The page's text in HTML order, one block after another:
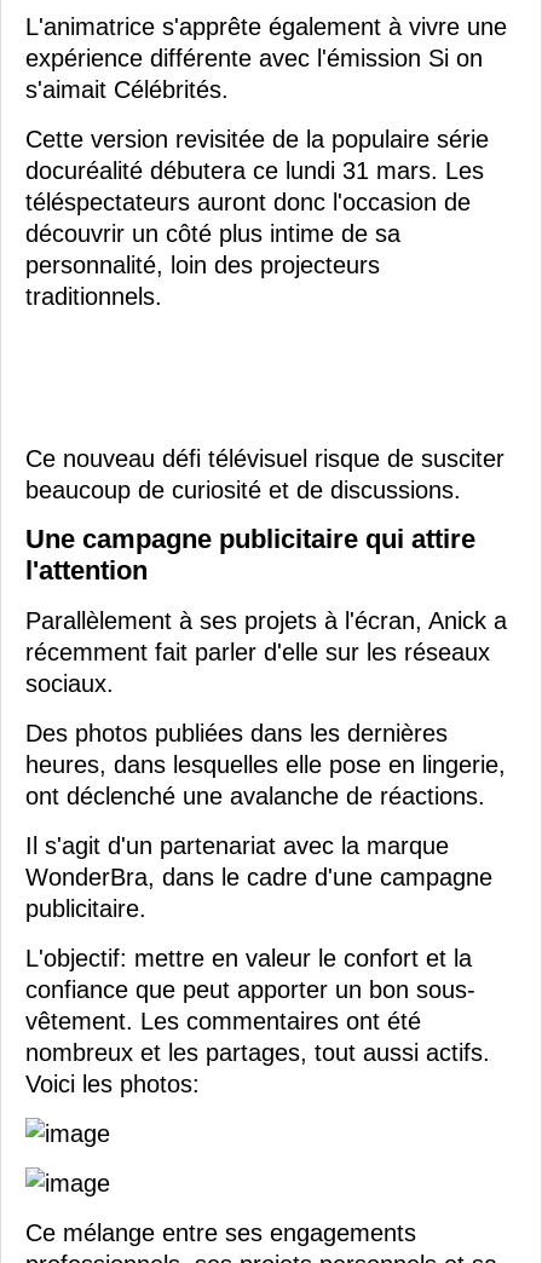
L'animatrice s'apprête également à vivre une
expérience différente avec l'émission Si on
s'aimait Célébrités.
Cette version revisitée de la populaire série
docuréalité débutera ce lundi 31 mars. Les
téléspectateurs auront donc l'occasion de
découvrir un côté plus intime de sa
personnalité, loin des projecteurs
traditionnels.
Ce nouveau défi télévisuel risque de susciter
beaucoup de curiosité et de discussions.
Une campagne publicitaire qui attire
l'attention
Parallèlement à ses projets à l'écran, Anick a
récemment fait parler d'elle sur les réseaux
sociaux.
Des photos publiées dans les dernières
heures, dans lesquelles elle pose en lingerie,
ont déclenché une avalanche de réactions.
Il s'agit d'un partenariat avec la marque
WonderBra, dans le cadre d'une campagne
publicitaire.
L'objectif: mettre en valeur le confort et la
confiance que peut apporter un bon sous-
vêtement. Les commentaires ont été
nombreux et les partages, tout aussi actifs.
Voici les photos:
Ce mélange entre ses engagements